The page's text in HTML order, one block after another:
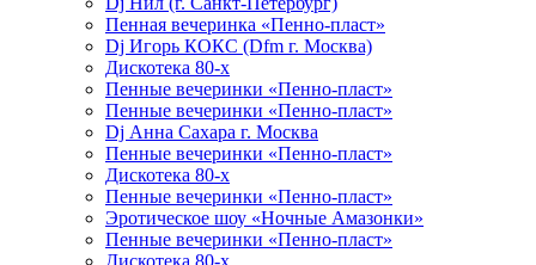
Пенная вечеринка «Пенно-пласт»
Dj Игорь КОКС (Dfm г. Москва)
Дискотека 80-х
Пенные вечеринки «Пенно-пласт»
Пенные вечеринки «Пенно-пласт»
Dj Анна Сахара г. Москва
Пенные вечеринки «Пенно-пласт»
Дискотека 80-х
Пенные вечеринки «Пенно-пласт»
Эротическое шоу «Ночные Амазонки»
Пенные вечеринки «Пенно-пласт»
Дискотека 80-х